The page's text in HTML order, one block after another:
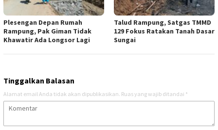
Plesengan Depan Rumah
Rampung, Pak Giman Tidak
Khawatir Ada Longsor Lagi
Talud Rampung, Satgas TMMD
129 Fokus Ratakan Tanah Dasar
Sungai
Tinggalkan Balasan
Alamat email Anda tidak akan dipublikasikan. Ruas yang wajib ditandai *